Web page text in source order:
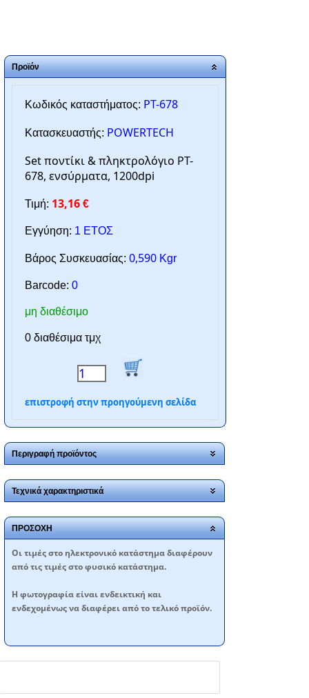
Προϊόν
Κωδικός καταστήματος: PT-678
Κατασκευαστής: POWERTECH
Set ποντίκι & πληκτρολόγιο PT-
678, ενσύρματα, 1200dpi
Τιμή: 13,16 €
Εγγύηση: 1 ΕΤΟΣ
Βάρος Συσκευασίας: 0,590 Kgr
Barcode: 0
μη διαθέσιμο
0 διαθέσιμα τμχ
επιστροφή στην προηγούμενη σελίδα
Περιγραφή προϊόντος
Τεχνικά χαρακτηριστικά
ΠΡΟΣΟΧΗ
Oι τιμές στο ηλεκτρονικό κατάστημα διαφέρουν
από τις τιμές στο φυσικό κατάστημα.
Η φωτογραφία είναι ενδεικτική και
ενδεχομένως να διαφέρει από το τελικό προϊόν.